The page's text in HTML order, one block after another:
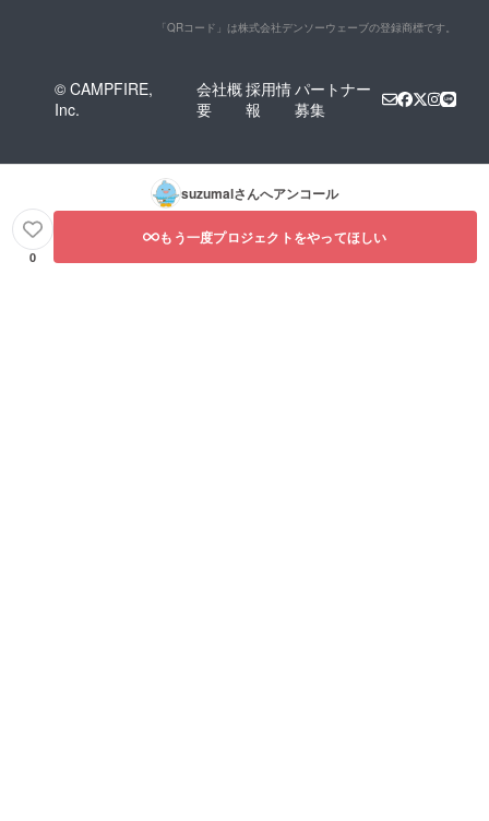
「QRコード」は株式会社デンソーウェーブの登録商標です。
© CAMPFIRE,
Inc.
会社概
要
採用情
報
パートナー
募集
suzumalさんへアンコール
0
もう一度プロジェクトをやってほしい